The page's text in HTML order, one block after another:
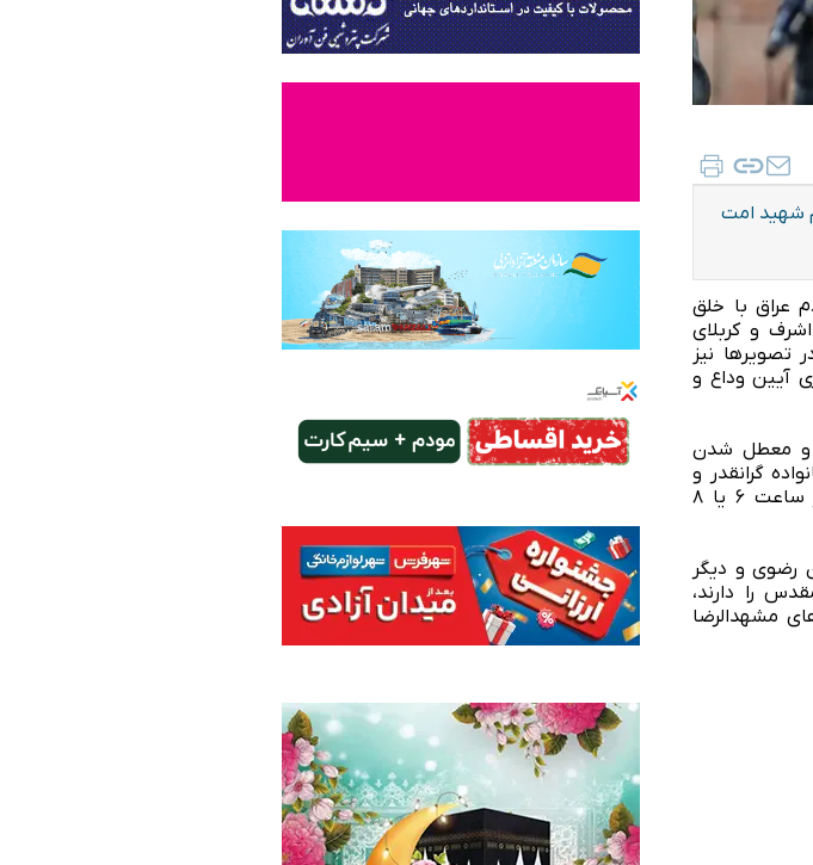
شهید امت
عراق با خلق
و کربلای
تصویر‌ها نیز
آیین وداع و
و معطل شدن
گرانقدر و
شهید ایشان با چند ساعت تأخیر به مشهدالرضا برسد. از این‌رو، آیینی که قرار بود از ساعت ۶ یا ۸
رضوی و دیگر
را دارند،
کنند که پیش از ساعت ۱۴ در خیابان‌های مشهدالرضا